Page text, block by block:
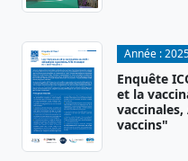
Année :
Enquête
et la
vaccins"